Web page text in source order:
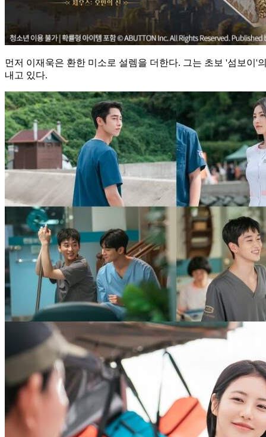
먼저 이재욱은 환한 미소로 설렘을 더한다. 그는 초보 '섬보이
내고 있다.